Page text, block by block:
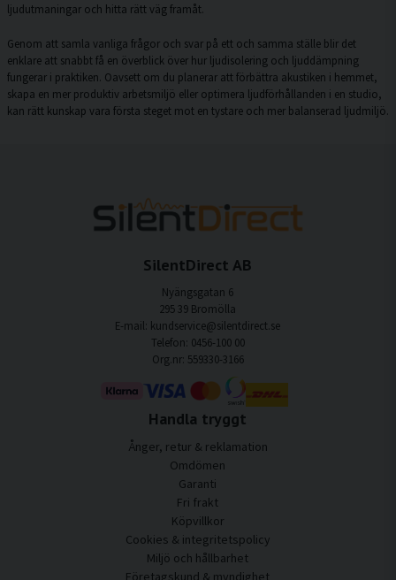
ljudutmaningar och hitta rätt väg framåt.
Genom att samla vanliga frågor och svar på ett och samma ställe blir det
enklare att snabbt få en överblick över hur ljudisolering och ljuddämpning
fungerar i praktiken. Oavsett om du planerar att förbättra akustiken i hemmet,
skapa en mer produktiv arbetsmiljö eller optimera ljudförhållanden i en studio,
kan rätt kunskap vara första steget mot en tystare och mer balanserad ljudmiljö.
SilentDirect AB
Nyängsgatan 6
295 39 Bromölla
E-mail: kundservice@silentdirect.se
Telefon: 0456-100 00
Org.nr: 559330-3166
Handla tryggt
Ånger, retur & reklamation
Omdömen
Garanti
Fri frakt
Köpvillkor
Cookies & integritetspolicy
Miljö och hållbarhet
Företagskund & myndighet